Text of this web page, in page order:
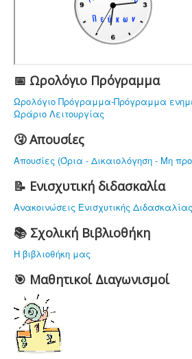
ΤΟ ΣΧΟΛΕΙΟ ΜΑΣ
ΔΡΑΣΤΗΡΙΟΤΗΤΕΣ
ΝΟΜΟΘΕΣΙΑ
ΕΠΙΚΟΙΝΩΝΙΑ
📅 Ωρολόγιο Πρόγραμμα
Ωρολόγιο Πρόγραμμα-Πρόγραμμα
Ωράριο Λειτουργίας
🤧 Απουσίες
Απουσίες (Όρια - Δικαιολόγηση - Μη
📝 Ενισχυτική διδασκαλία
Ανακοινώσεις Ενισχυτικής Διδασκαλίας
📚 Σχολική Βιβλιοθήκη
Η βιβλιοθήκη μας
🎯 Μαθητικοί Διαγωνισμοί